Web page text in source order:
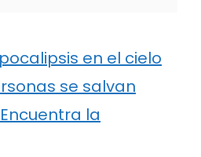
en el cielo
se salvan
la